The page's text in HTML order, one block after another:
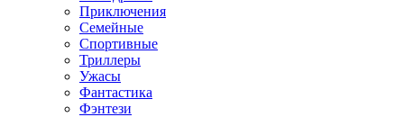
Приключения
Семейные
Спортивные
Триллеры
Ужасы
Фантастика
Фэнтези